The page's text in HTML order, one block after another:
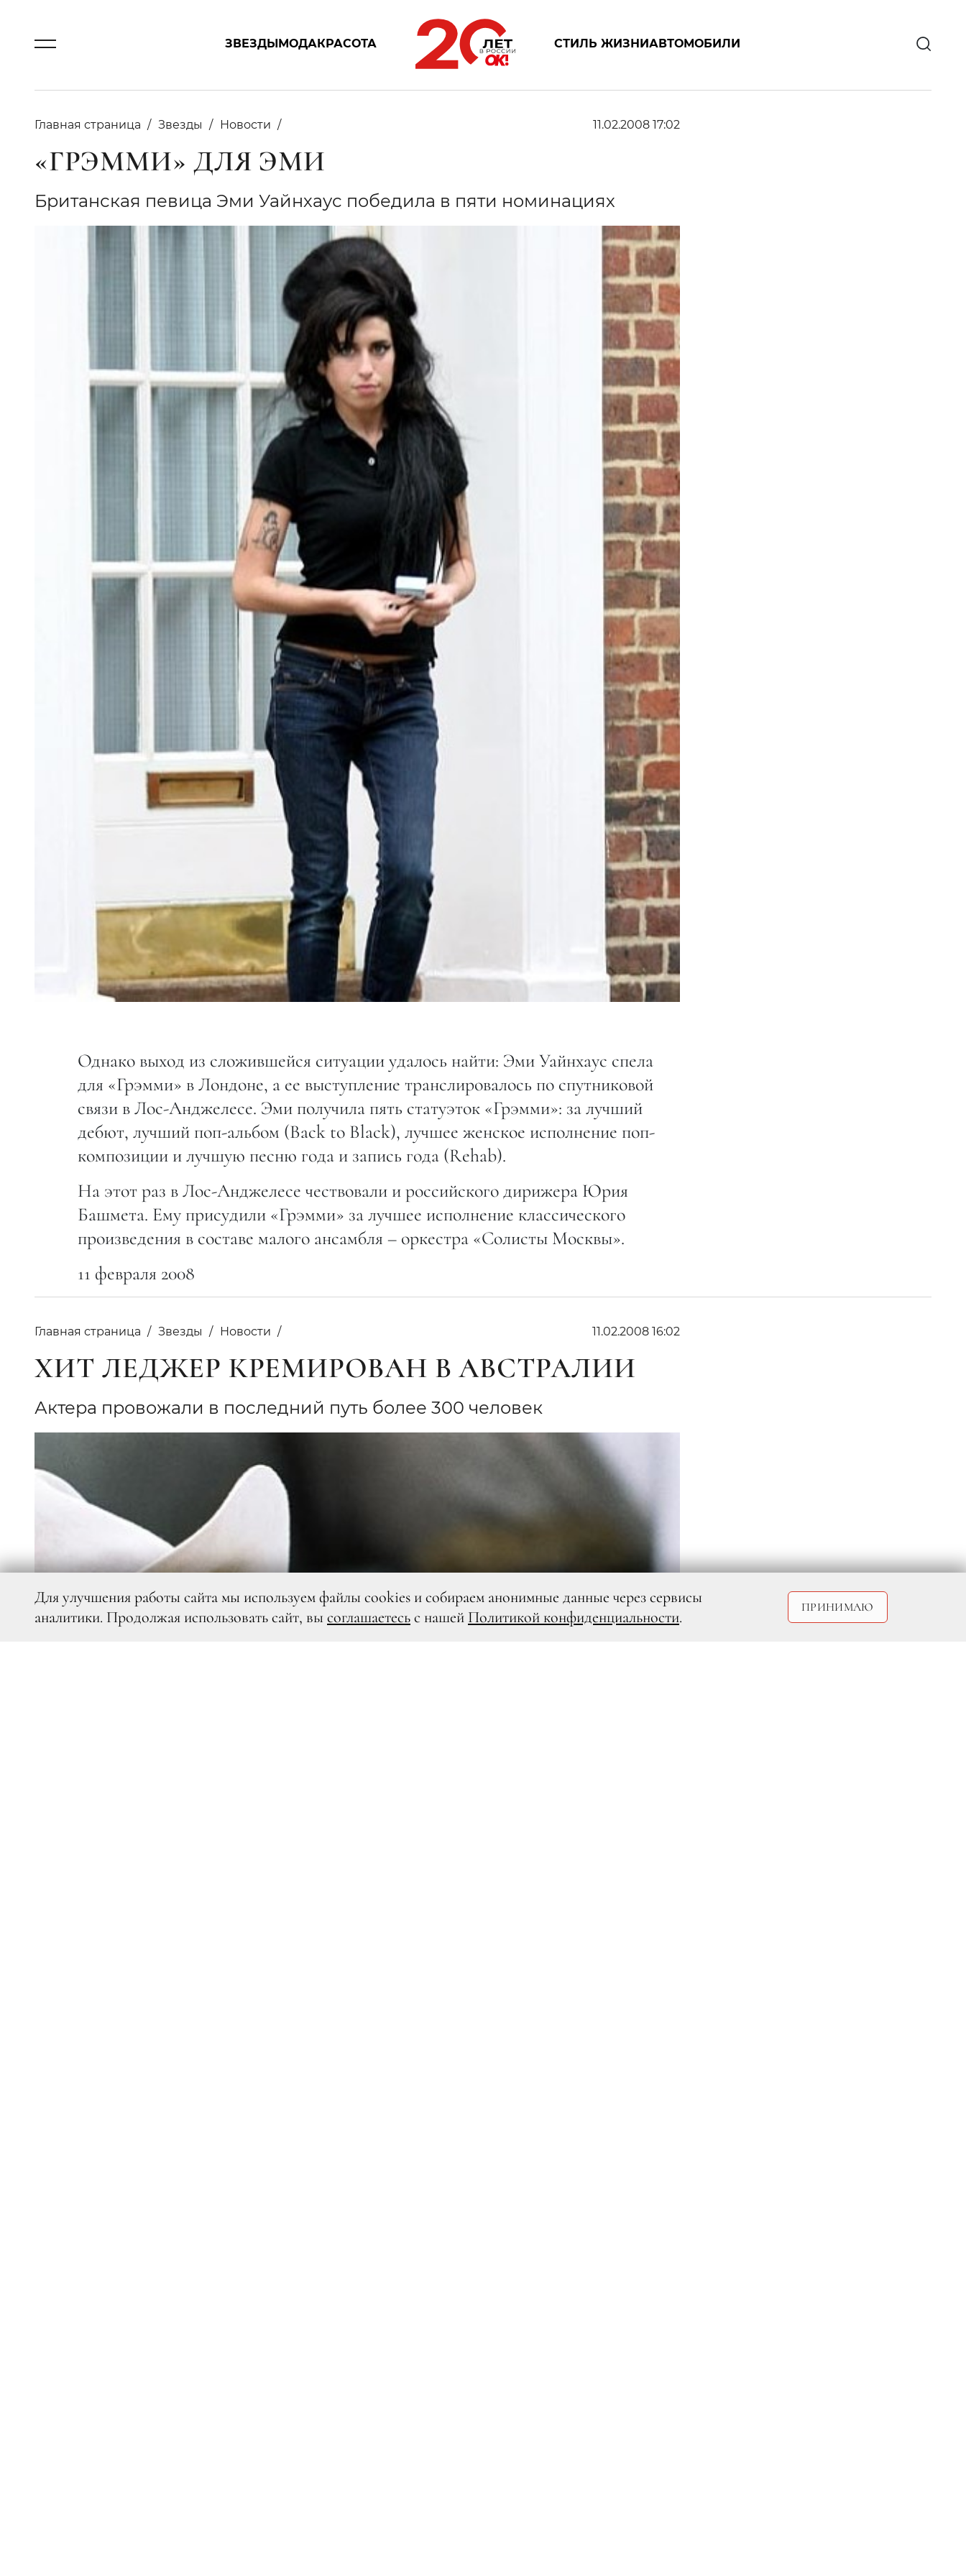
ЗВЕЗДЫМОДАКРАСОТА СТИЛЬ ЖИЗНИАВТОМОБИЛИ
Главная страница Звезды Новости 11.02.2008 17:02
«ГРЭММИ» ДЛЯ ЭМИ
Британская певица Эми Уайнхаус победила в пяти номинациях
Однако выход из сложившейся ситуации удалось найти: Эми Уайнхаус спела
для «Грэмми» в Лондоне, а ее выступление транслировалось по спутниковой
связи в Лос-Анджелесе. Эми получила пять статуэток «Грэмми»: за лучший
дебют, лучший поп-альбом (Back to Black), лучшее женское исполнение поп-
композиции и лучшую песню года и запись года (Rehab).
На этот раз в Лос-Анджелесе чествовали и российского дирижера Юрия
Башмета. Ему присудили «Грэмми» за лучшее исполнение классического
произведения в составе малого ансамбля – оркестра «Солисты Москвы».
11 февраля 2008
Главная страница Звезды Новости 11.02.2008 16:02
ХИТ ЛЕДЖЕР КРЕМИРОВАН В АВСТРАЛИИ
Актера провожали в последний путь более 300 человек
Для улучшения работы сайта мы используем файлы cookies и собираем анонимные данные через сервисы
аналитики. Продолжая использовать сайт, вы соглашаетесьс нашей Политикой конфиденциальности.
ПРИНИМАЮ